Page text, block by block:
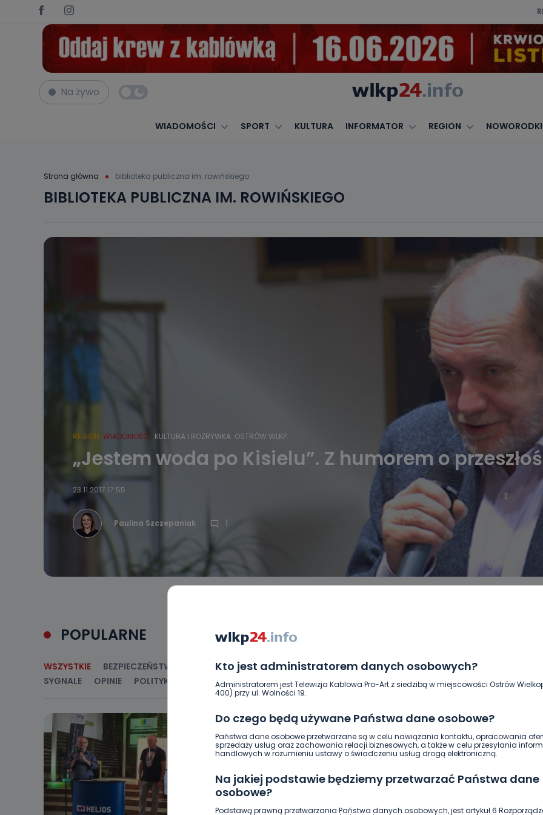
Na żywo
WIADOMOŚCI SPORT KULTURA INFORMATOR REGION NOWORODKI
Strona główna biblioteka publiczna im. rowińskiego
Kto jest administratorem danych osobowych?
Administratorem jest Telewizja Kablowa Pro-Art z siedzibą w miejscowości Ostrów
400) przy ul. Wolności 19.
Do czego będą używane Państwa dane osobowe?
Państwa dane osobowe przetwarzane są w celu nawiązania kontaktu, opracowania
sprzedaży usług oraz zachowania relacji biznesowych, a także w celu przesyłania
handlowych w rozumieniu ustawy o świadczeniu usług drogą elektroniczną.
Na jakiej podstawie będziemy przetwarzać Państwa dane
osobowe?
Podstawą prawną przetwarzania Państwa danych osobowych, jest artykuł 6
BIBLIOTEKA PUBLICZNA IM. ROWIŃSKIEGO
REGION WIADOMOŚCI KULTURA I ROZRYWKA OSTRÓW WLKP.
„Jestem woda po Kisielu”. Z humorem o
23.11.2017 17:55
Paulina Szczepaniak 1
POPULARNE
WSZYSTKIE BEZPIECZEŃSTWO CIEKAWOSTKI EDUKACJA GOSPODARKA I FINANSE HISTORIA
SYGNALE
OPINIE POLITYKA RELIGIA SAMORZĄD ŚRODOWISKO WASZE INFO WSZYSTKICH ŚWIĘTYCH